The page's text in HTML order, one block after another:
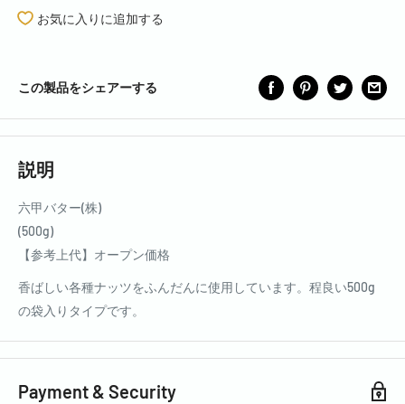
お気に入りに追加する
この製品をシェアーする
説明
六甲バター(株)
(500g)
【参考上代】オープン価格
香ばしい各種ナッツをふんだんに使用しています。程良い500g
の袋入りタイプです。
Payment & Security